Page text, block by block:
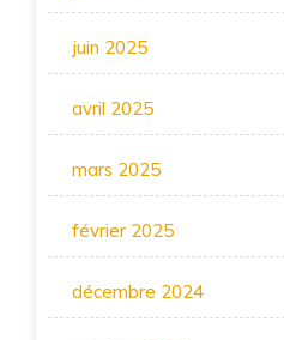
juin 2025
avril 2025
mars 2025
février 2025
décembre 2024